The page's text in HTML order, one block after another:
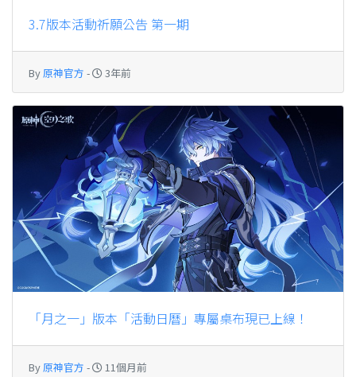
3.7版本活動祈願公告 第一期
By原神官方 - 3年前
「月之一」版本「活動日曆」專屬桌布現已上線！
By原神官方 - 11個月前